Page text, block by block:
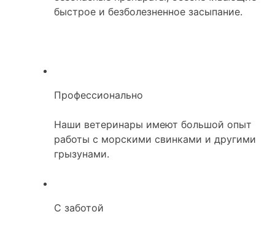
быстрое и безболезненное засыпание.
Профессионально
Наши ветеринары имеют большой опыт
работы с морскими свинками и другими
грызунами.
С заботой